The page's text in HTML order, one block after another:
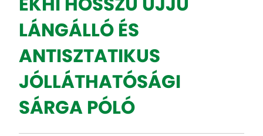
EKHI HOSSZÚ UJJÚ
LÁNGÁLLÓ ÉS
ANTISZTATIKUS
JÓLLÁTHATÓSÁGI
SÁRGA PÓLÓ